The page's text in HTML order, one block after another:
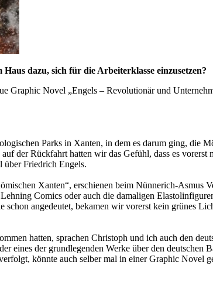
dazu, sich für die Arbeiterklasse einzusetzen?
Graphic Novel „Engels – Revolutionär und
Parks in Xanten, in dem es darum ging, die
der Rückfahrt hatten wir das Gefühl, dass es vorerst
über Friedrich Engels.
Xanten“, erschienen beim Nünnerich-Asmus
Comics oder auch die damaligen
angedeutet, bekamen wir vorerst kein grünes
hatten, sprachen Christoph und ich auch den
eines der grundlegenden Werke über den deutschen
könnte auch selber mal in einer Graphic Novel